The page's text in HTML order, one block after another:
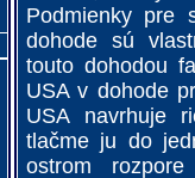
Podmienky pre
dohode sú
touto dohodou
USA v dohode
USA navrhuje
tlačme ju do
ostrom